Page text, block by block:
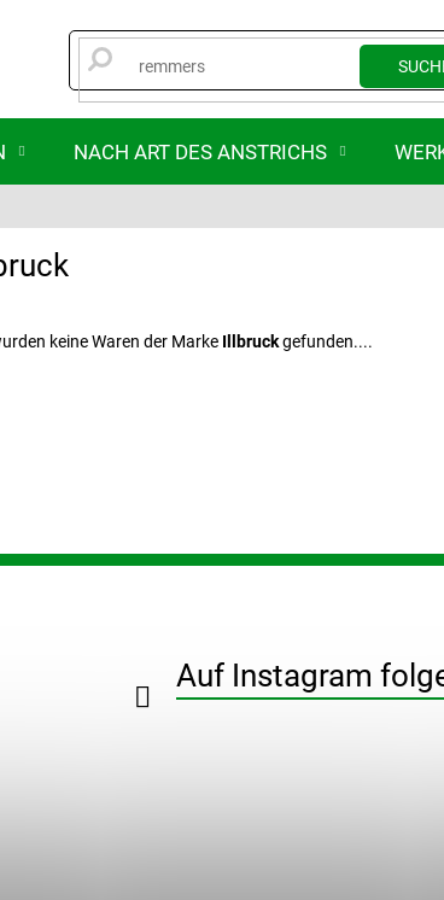
NACH ART DES ANSTRICHS
keine Waren der Marke Illbruckgefunden....
Auf Instagram